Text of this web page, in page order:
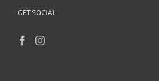
GET SOCIAL